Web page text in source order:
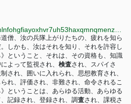
僧、汝の兵隊上がりたちの、疲れを知ら
しかも、汝はそれを知り、それを許容し
ということ、それは、その資格も、知識
によって監視され、 検査され、スパイさ
され、囲いに入れられ、思想教育され、
れ、評価され、非難され、命令されるこ
ということは、あらゆる活動、あらゆる
記録され、登録され、調査され、課税さ